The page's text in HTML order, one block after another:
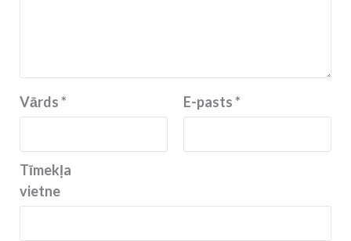
Vārds* E-pasts*
Tīmekļa
vietne